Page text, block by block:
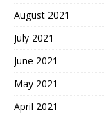
August 2021
July 2021
June 2021
May 2021
April 2021